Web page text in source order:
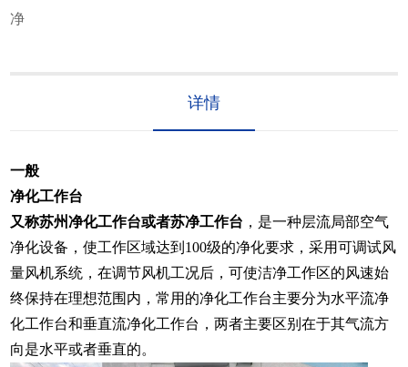
净
详情
一般
净化工作台
又称苏州净化工作台或者苏净工作台 ，是一种层流局部空气
净化设备，使工作区域达到100级的净化要求，采用可调试风
量风机系统，在调节风机工况后，可使洁净工作区的风速始
终保持在理想范围内，常用的净化工作台主要分为水平流净
化工作台和垂直流净化工作台，两者主要区别在于其气流方
向是水平或者垂直的。